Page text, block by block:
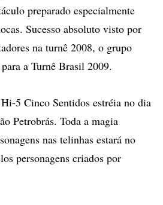
preparado especialmente
Sucesso absoluto visto por
na turnê 2008, o grupo
a Turnê Brasil 2009.
5 Cinco Sentidos estréia no dia
Petrobrás. Toda a magia
nas telinhas estará no
personagens criados por